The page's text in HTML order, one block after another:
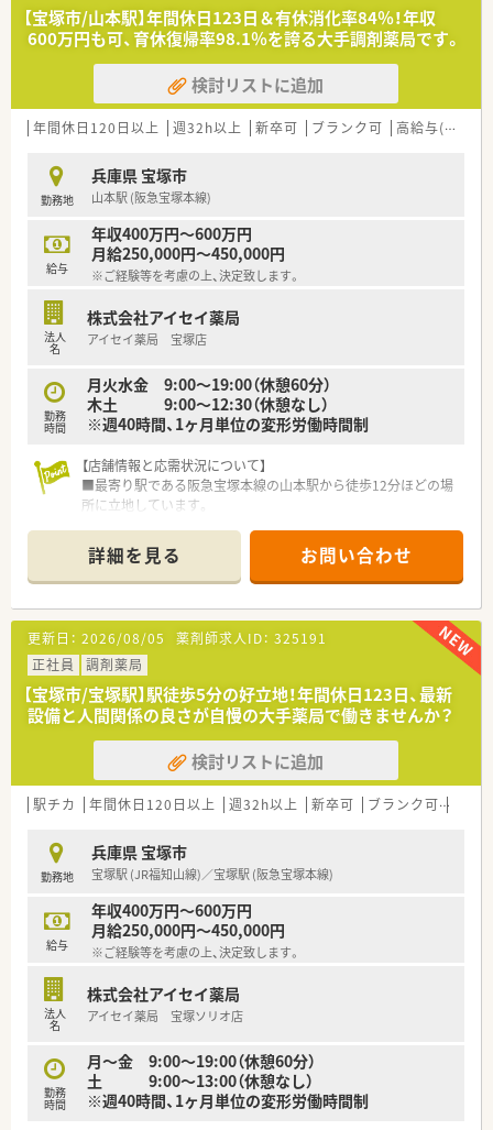
【求人情報について】
■年間休日は123日と非常に多く、有給休暇の消化率も90%を超
え、休みを取りやすい環境です。
■全社平均の残業時間は月10時間程度と少なく、1分単位で手当
が支給されるため安心です。
■お薬代の7割を会社が負担する制度や、充実した社宅制度な
【やりがい/おすすめポイント】
■内科や小児科など、地域に密着したクリニックからの処方箋に
関する一連の薬剤師業務が中心です。
■ノルマなどは一切なく、社員一人ひとりがのびのびと成長でき
る、働きやすい社風が根付いています。
■人材定着率97%という数字が示す通り、安心して長く働くこ
【法人特徴について】
して知られる大手調剤薬局です。
■薬剤師でもある女性社長が率いており、自身の経験から女性が
長く働き続けられる環境を目指しています。
良さ」を入社の決め手に挙げています。
【宝塚市/山本駅】年間休日123日＆有休消化率84％！年収
600万円も可、育休復帰率98.1％を誇る大手調剤薬局です。
検討リストに追加
年間休日120日以上 週32h以上 新卒可 ブランク可 高給与(600万円以上)
勤務地
兵庫県 宝塚市
山本駅 (阪急宝塚本線)
給与
年収400万円～600万円
月給250,000円～450,000円
※ご経験等を考慮の上、決定致します。
法人
名
株式会社アイセイ薬局
アイセイ薬局 宝塚店
勤務
時間
月火水金 9:00～19:00（休憩60分）
木土 9:00～12:30（休憩なし）
※週40時間、1ヶ月単位の変形労働時間制
【店舗情報と応需状況について】
■最寄り駅である阪急宝塚本線の山本駅から徒歩12分ほどの場
所に立地しています。
応需しています。
■常勤薬剤師2名、パート薬剤師1名、事務員1名が在籍し協力体
制が整っています。
【法人特徴について】
■全国に約400店舗の調剤薬局を展開する、地域に密着した大手
チェーンです。
■医療モール開発のパイオニアであり、業界トップクラスの店舗
数を誇っています。
■薬剤師でもある女性社長が、社員が長く働き続けられる企業を
目指しています。
■処方箋枚数が1日30～40枚程度のため、患者様一人ひとりと丁
寧に向き合えます。
連携体制が魅力です。
■人材定着率が97％と非常に高く、安心して長く働き続けられ
る職場環境です。
【勤務実態について】
■月間の所定労働時間は161時間と、法定労働時間より少なく設
定されています。
位で支給されます。
■有給休暇の消化率は84%と高く、皆で助け合いながら取得す
詳細を見る お問い合わせ
更新日： 2026/08/05 薬剤師求人ID： 325191
正社員
調剤薬局
【宝塚市/宝塚駅】駅徒歩5分の好立地！年間休日123日、最新
設備と人間関係の良さが自慢の大手薬局で働きませんか？
検討リストに追加
駅チカ 年間休日120日以上 週32h以上 新卒可 ブランク可
勤務地
兵庫県 宝塚市
宝塚駅 (JR福知山線)／宝塚駅 (阪急宝塚本線)
給与
年収400万円～600万円
月給250,000円～450,000円
※ご経験等を考慮の上、決定致します。
法人
名
株式会社アイセイ薬局
アイセイ薬局 宝塚ソリオ店
勤務
時間
月～金 9:00～19:00（休憩60分）
土 9:00～13:00（休憩なし）
※週40時間、1ヶ月単位の変形労働時間制